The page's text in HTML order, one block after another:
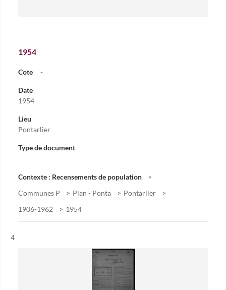
1954
Cote -
Date
1954
Lieu
Pontarlier
Type de document -
Contexte : Recensements de population
Communes P
Plan - Ponta
Pontarlier
1906-1962
1954
Résultat n°
4